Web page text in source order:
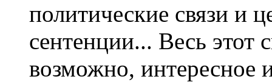
политические связи и
сентенции... Весь этот
возможно, интересное